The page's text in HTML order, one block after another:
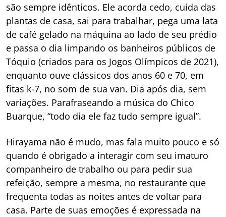
são sempre idênticos. Ele acorda cedo, cuida das
plantas de casa, sai para trabalhar, pega uma lata
de café gelado na máquina ao lado de seu prédio
e passa o dia limpando os banheiros públicos de
Tóquio (criados para os Jogos Olímpicos de 2021),
enquanto ouve clássicos dos anos 60 e 70, em
fitas k-7, no som de sua van. Dia após dia, sem
variações. Parafraseando a música do Chico
Buarque, “todo dia ele faz tudo sempre igual”.
Hirayama não é mudo, mas fala muito pouco e só
quando é obrigado a interagir com seu imaturo
companheiro de trabalho ou para pedir sua
refeição, sempre a mesma, no restaurante que
frequenta todas as noites antes de voltar para
casa. Parte de suas emoções é expressada na